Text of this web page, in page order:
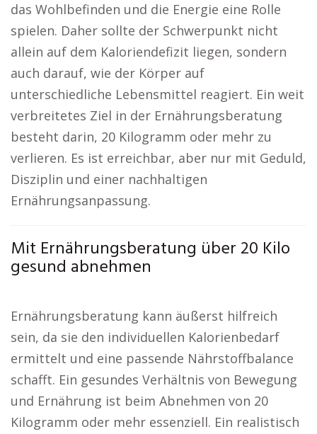
das Wohlbefinden und die Energie eine Rolle
spielen. Daher sollte der Schwerpunkt nicht
allein auf dem Kaloriendefizit liegen, sondern
auch darauf, wie der Körper auf
unterschiedliche Lebensmittel reagiert. Ein weit
verbreitetes Ziel in der Ernährungsberatung
besteht darin, 20 Kilogramm oder mehr zu
verlieren. Es ist erreichbar, aber nur mit Geduld,
Disziplin und einer nachhaltigen
Ernährungsanpassung.
Mit Ernährungsberatung über 20 Kilo
gesund abnehmen
Ernährungsberatung kann äußerst hilfreich
sein, da sie den individuellen Kalorienbedarf
ermittelt und eine passende Nährstoffbalance
schafft. Ein gesundes Verhältnis von Bewegung
und Ernährung ist beim Abnehmen von 20
Kilogramm oder mehr essenziell. Ein realistisch